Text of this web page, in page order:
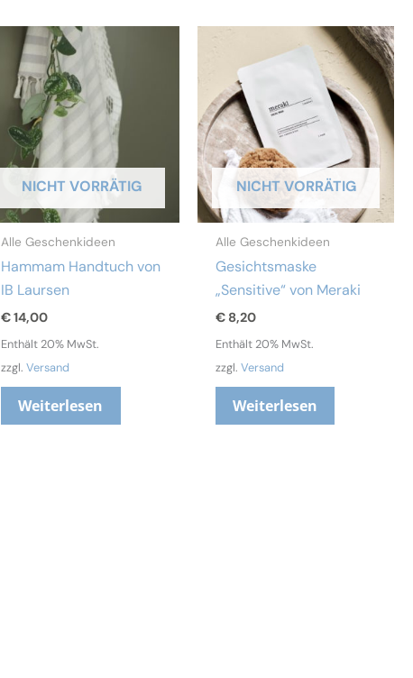
NICHT VORRÄTIG
Alle Geschenkideen
Hammam Handtuch von
IB Laursen
€14,00
Enthält 20% MwSt.
zzgl.Versand
Weiterlesen
NICHT VORRÄTIG
Alle Geschenkideen
Gesichtsmaske
„Sensitive“ von Meraki
€8,20
Enthält 20% MwSt.
zzgl. Versand
Weiterlesen